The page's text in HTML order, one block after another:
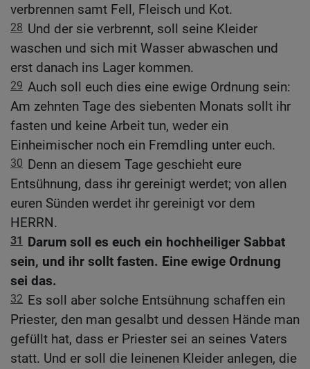
verbrennen samt Fell, Fleisch und Kot.
28 Und der sie verbrennt, soll seine Kleider
waschen und sich mit Wasser abwaschen und
erst danach ins Lager kommen.
29 Auch soll euch dies eine ewige Ordnung sein:
Am zehnten Tage des siebenten Monats sollt ihr
fasten und keine Arbeit tun, weder ein
Einheimischer noch ein Fremdling unter euch.
30 Denn an diesem Tage geschieht eure
Entsühnung, dass ihr gereinigt werdet; von allen
euren Sünden werdet ihr gereinigt vor dem
HERRN.
31
Darum soll es euch ein hochheiliger Sabbat
sein, und ihr sollt fasten. Eine ewige Ordnung
sei das.
32 Es soll aber solche Entsühnung schaffen ein
Priester, den man gesalbt und dessen Hände man
gefüllt hat, dass er Priester sei an seines Vaters
statt. Und er soll die leinenen Kleider anlegen, die